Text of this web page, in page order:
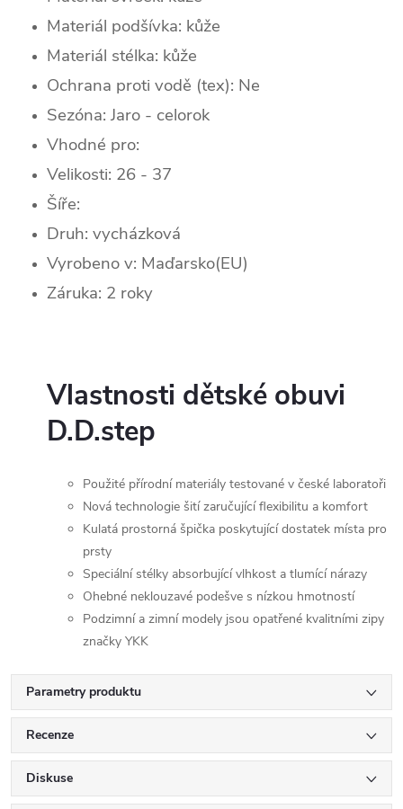
Materiál podšívka: kůže
Materiál stélka: kůže
Ochrana proti vodě (tex): Ne
Sezóna: Jaro - celorok
Vhodné pro:
Velikosti: 26 - 37
Šíře:
Druh: vycházková
Vyrobeno v: Maďarsko(EU)
Záruka: 2 roky
Vlastnosti dětské obuvi
D.D.step
Použité přírodní materiály testované v české laboratoři
Nová technologie šití zaručující flexibilitu a komfort
Kulatá prostorná špička poskytující dostatek místa pro
prsty
Speciální stélky absorbující vlhkost a tlumící nárazy
Ohebné neklouzavé podešve s nízkou hmotností
Podzimní a zimní modely jsou opatřené kvalitními zipy
značky YKK
Parametry produktu
Recenze
Diskuse